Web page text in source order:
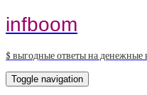
infboom
$ выгодные ответы на денежные
Toggle navigation